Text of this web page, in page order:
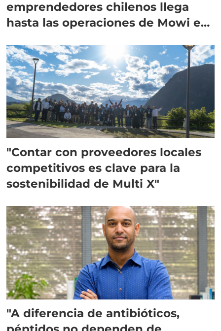
emprendedores chilenos llega
hasta las operaciones de Mowi en
"Contar con proveedores locales
competitivos es clave para la
sostenibilidad de Multi X"
"A diferencia de antibióticos,